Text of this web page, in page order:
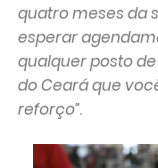
quatro meses da
esperar
qualquer posto
do Ceará que
reforço”.